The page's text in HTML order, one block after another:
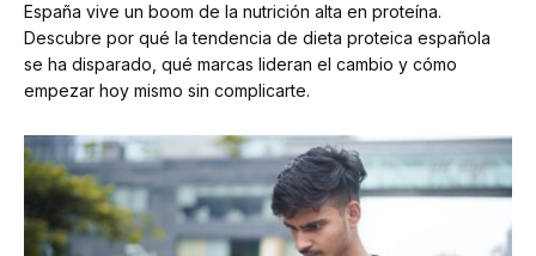
España vive un boom de la nutrición alta en proteína.
Descubre por qué la tendencia de dieta proteica española
se ha disparado, qué marcas lideran el cambio y cómo
empezar hoy mismo sin complicarte.